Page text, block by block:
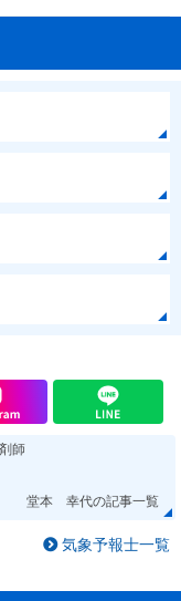
師
堂本 幸代の記事一覧
気象予報士一覧